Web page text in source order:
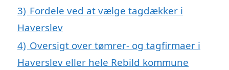
3) Fordele ved at vælge tagdækker i
Haverslev
4) Oversigt over tømrer- og tagfirmaer i
Haverslev eller hele Rebild kommune